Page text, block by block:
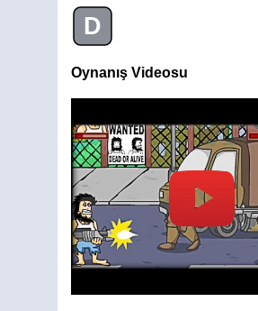
D
Oynanış Videosu